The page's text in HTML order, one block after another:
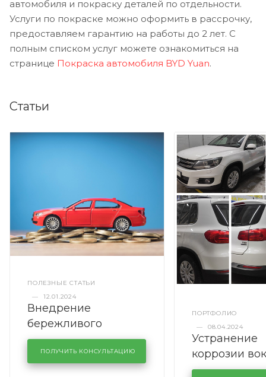
автомобиля и покраску деталей по отдельности.
Услуги по покраске можно оформить в рассрочку,
предоставляем гарантию на работы до 2 лет. С
полным списком услуг можете ознакомиться на
странице Покраска автомобиля BYD Yuan.
Статьи
ПОЛЕЗНЫЕ СТАТЬИ
—
12.01.2024
Внедрение
бережливого
производства в
кузовном сервисе
KUTUZOVV
ПОЛУЧИТЬ КОНСУЛЬТАЦИЮ
ПОРТФОЛИО
—
08.04.2024
Устранение
коррозии
лобового